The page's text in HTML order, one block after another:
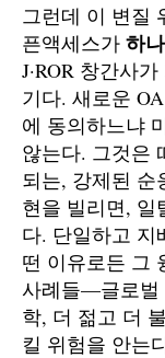
그런데 이 변질
픈액세스가 하
J·ROR 창간사
기다. 새로운
에 동의하느냐
않는다. 그것은
되는, 강제된 순
현을 빌리면, 일
다. 단일하고 지
떤 이유로든 그
사례들—글로벌
학, 더 젊고 더
킬 위험을 안는